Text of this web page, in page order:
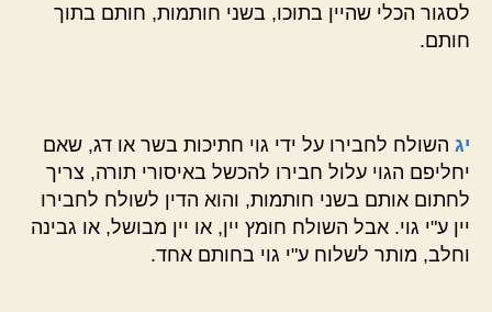
לסגור הכלי שהיין בתוכו, בשני חותמות, חותם בתוך
חותם.
יג השולח לחבירו על ידי גוי חתיכות בשר או דג, שאם
יחליפם הגוי עלול חבירו להכשל באיסורי תורה, צריך
לחתום אותם בשני חותמות, והוא הדין לשולח לחבירו
יין ע"י גוי. אבל השולח חומץ יין, או יין מבושל, או גבינה
וחלב, מותר לשלוח ע"י גוי בחותם אחד.